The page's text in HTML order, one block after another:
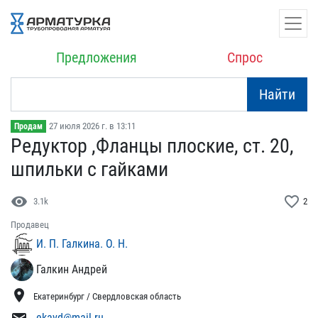
Предложения Спрос
Найти
Продам 27 июля 2026 г. в 13:11
Редуктор ,Фланцы плоские​, ст. 20,
шпильки с гайк​ами
visibility 3.1k favorite_border 2
Продавец
И. П. Галкина. О. Н.
Галкин Андрей
location_on Екатеринбург / Свердловская область